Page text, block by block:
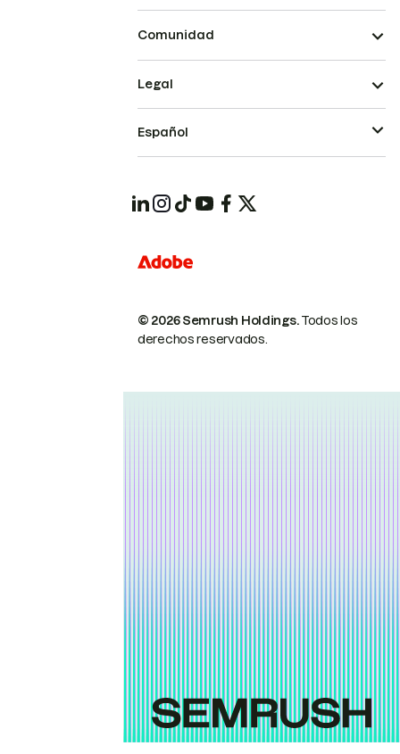
Comunidad
© 2026 Semrush Holdings.Todos los
derechos reservados.
Legal
Español